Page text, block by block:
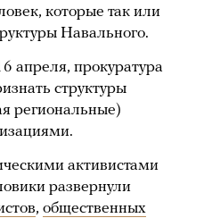
которые так или
Навального.
апреля, прокуратура
структуры
региональные)
активистами
развернули
, общественных